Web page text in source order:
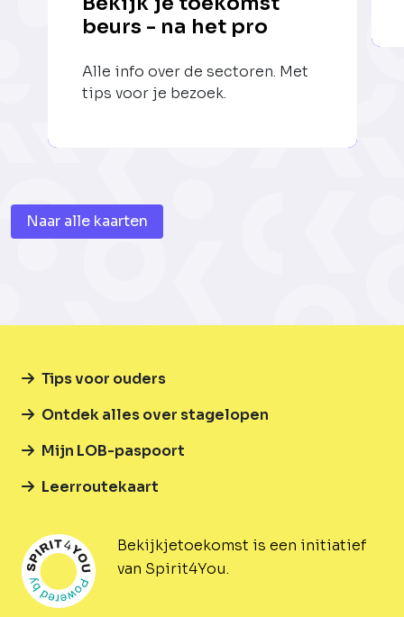
beurs - na het pro
Alle info over de sectoren. Met
tips voor je bezoek.
Naar alle kaarten
Bekijkjetoekomst is een initiatief
van Spirit4You.
Tips voor ouders
Ontdek alles over stagelopen
Mijn LOB-paspoort
Leerroutekaart